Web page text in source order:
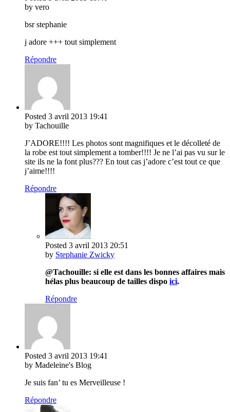
by vero
bsr stephanie
j adore +++ tout simplement
Répondre
Posted 3 avril 2013 19:41
by Tachouille
J’ADORE!!!! Les photos sont magnifiques et le décolleté de
la robe est tout simplement a tomber!!!! Je ne l’ai pas vu sur le
site ils ne la font plus??? En tout cas j’adore c’est tout ce que
j’aime!!!!
Répondre
Posted 3 avril 2013 20:51
by Stephanie Zwicky
@Tachouille: si elle est dans les bonnes affaires mais
hélas plus beaucoup de tailles dispo ici.
Répondre
Posted 3 avril 2013 19:41
by Madeleine's Blog
Je suis fan’ tu es Merveilleuse !
Répondre